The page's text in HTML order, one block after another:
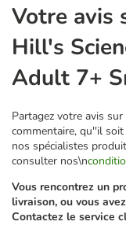
Votre avis
Hill's
Adult 7+
Partagez votre avis
commentaire, qu''il
nos spécialistes
consulter nos\n
Vous rencontrez un
livraison, ou vous
Contactez le service